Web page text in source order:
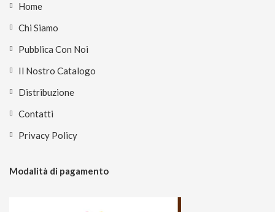
Home
Chi Siamo
Pubblica Con Noi
Il Nostro Catalogo
Distribuzione
Contatti
Privacy Policy
Modalità di pagamento